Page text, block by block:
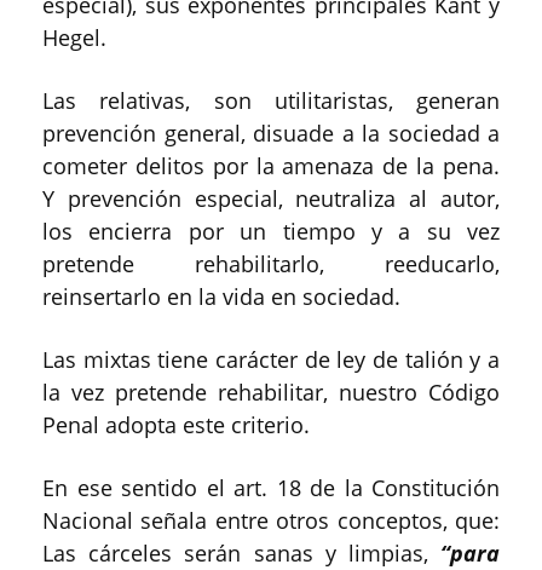
Hegel.
Las relativas, son utilitaristas, generan
prevención general, disuade a la sociedad a
cometer delitos por la amenaza de la pena.
Y prevención especial, neutraliza al autor,
los encierra por un tiempo y a su vez
pretende rehabilitarlo, reeducarlo,
reinsertarlo en la vida en sociedad.
Las mixtas tiene carácter de ley de talión y a
la vez pretende rehabilitar, nuestro Código
Penal adopta este criterio.
En ese sentido el art. 18 de la Constitución
Nacional señala entre otros conceptos, que:
Las cárceles serán sanas y limpias, “para